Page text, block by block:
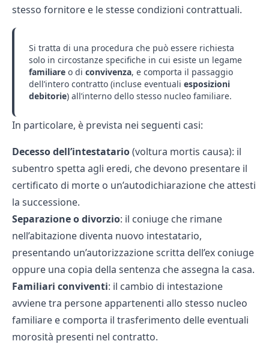
stesso fornitore e le stesse condizioni contrattuali.
Si tratta di una procedura che può essere richiesta
solo in circostanze specifiche in cui esiste un legame
familiare o di convivenza, e comporta il passaggio
dell’intero contratto (incluse eventuali esposizioni
debitorie) all’interno dello stesso nucleo familiare.
In particolare, è prevista nei seguenti casi:
Decesso dell’intestatario(voltura mortis causa): il
subentro spetta agli eredi, che devono presentare il
certificato di morte o un’autodichiarazione che attesti
la successione.
Separazione o divorzio: il coniuge che rimane
nell’abitazione diventa nuovo intestatario,
presentando un’autorizzazione scritta dell’ex coniuge
oppure una copia della sentenza che assegna la casa.
Familiari conviventi: il cambio di intestazione
avviene tra persone appartenenti allo stesso nucleo
familiare e comporta il trasferimento delle eventuali
morosità presenti nel contratto.